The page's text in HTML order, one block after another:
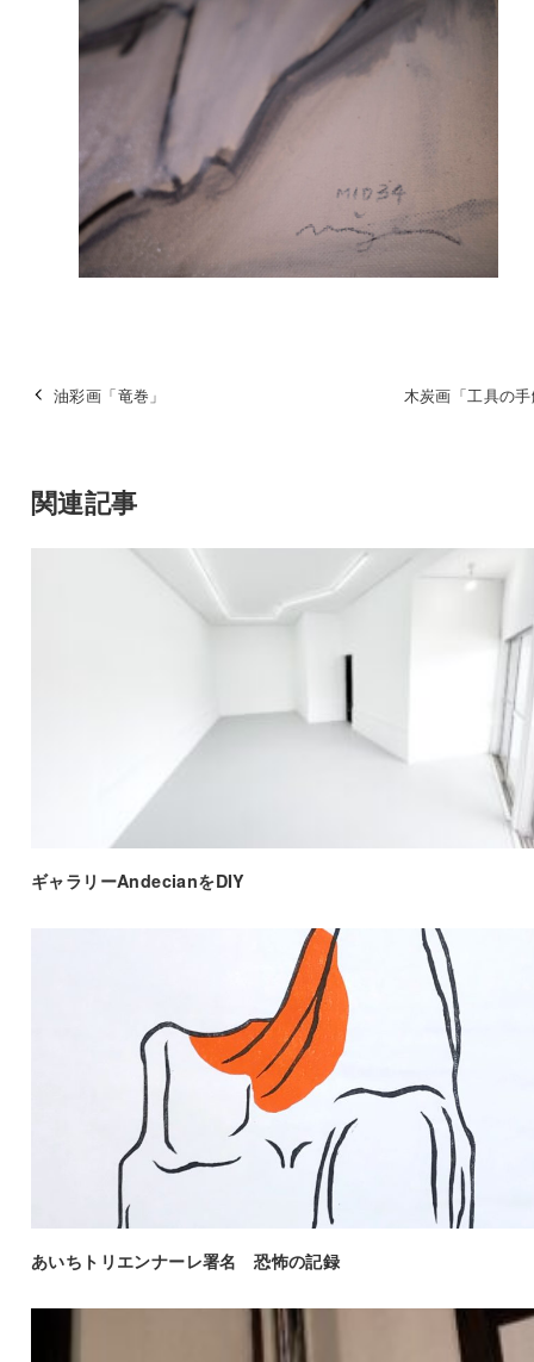
油彩画「竜巻」 木炭画「工具の
関連記事
ギャラリーAndecianをDIY
あいちトリエンナーレ署名 恐怖の記録